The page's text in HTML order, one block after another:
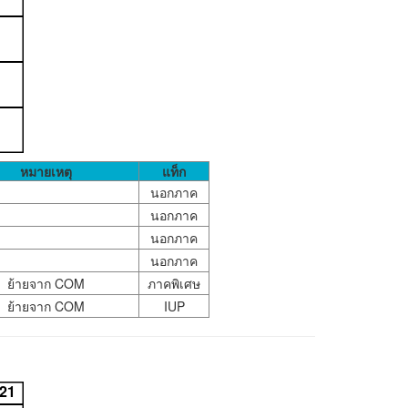
หมายเหตุ
แท็ก
นอกภาค
นอกภาค
นอกภาค
นอกภาค
ย้ายจาก COM
ภาคพิเศษ
ย้ายจาก COM
IUP